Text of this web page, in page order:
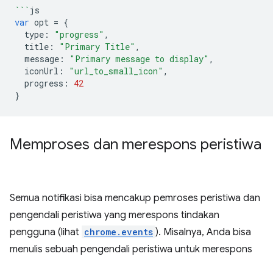
``` js
var opt = {
type : "progress" ,
title : "Primary Title" ,
message : "Primary message to display" ,
iconUrl : "url_to_small_icon" ,
progress :
42
}
Memproses dan merespons peristiwa
Semua notifikasi bisa mencakup pemroses peristiwa dan
pengendali peristiwa yang merespons tindakan
pengguna (lihat chrome.events ). Misalnya, Anda bisa
menulis sebuah pengendali peristiwa untuk merespons